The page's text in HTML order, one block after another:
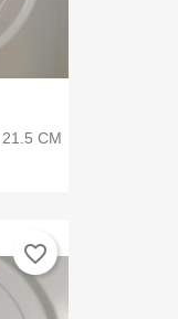
CM
favorite_border